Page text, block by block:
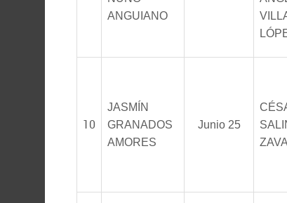
ANGUIANO
10
JASMÍN
GRANADOS
AMORES
Junio 25